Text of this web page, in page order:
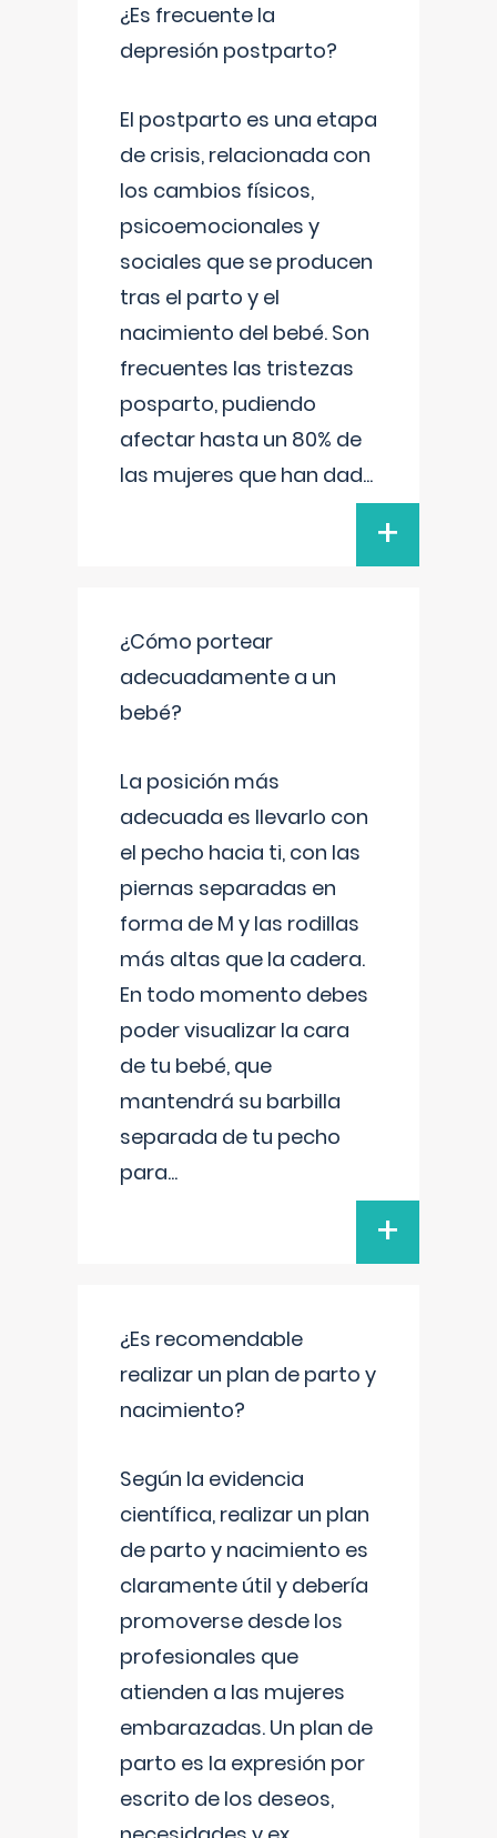
¿Es frecuente la
depresión postparto?
El postparto es una etapa
de crisis, relacionada con
los cambios físicos,
psicoemocionales y
sociales que se producen
tras el parto y el
nacimiento del bebé. Son
frecuentes las tristezas
posparto, pudiendo
afectar hasta un 80% de
las mujeres que han dad...
+
¿Cómo portear
adecuadamente a un
bebé?
La posición más
adecuada es llevarlo con
el pecho hacia ti, con las
piernas separadas en
forma de M y las rodillas
más altas que la cadera.
En todo momento debes
poder visualizar la cara
de tu bebé, que
mantendrá su barbilla
separada de tu pecho
para...
+
¿Es recomendable
realizar un plan de parto y
nacimiento?
Según la evidencia
científica, realizar un plan
de parto y nacimiento es
claramente útil y debería
promoverse desde los
profesionales que
atienden a las mujeres
embarazadas. Un plan de
parto es la expresión por
escrito de los deseos,